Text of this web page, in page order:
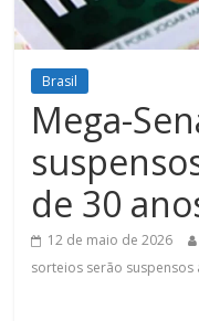
Figueiredo
Brasil
Mega-
de 30
12 de maio de 2026
sorteios serão suspensos